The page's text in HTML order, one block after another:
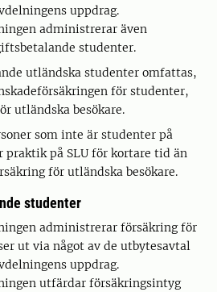
uppdrag.
administrerar även
studenter.
utländska studenter omfattas,
för studenter,
utländska besökare.
som inte är studenter på
praktik på SLU för kortare tid än
för utländska besökare.
studenter
administrerar försäkring för
ut via något av de utbytesavtal
uppdrag.
utfärdar försäkringsintyg